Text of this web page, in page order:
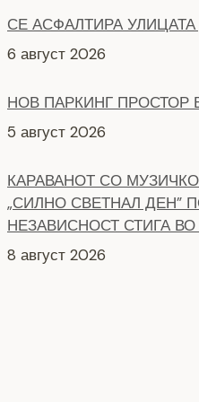
„СИЛНО СВЕТНАЛ ДЕН”
НЕЗАВИСНОСТ СТИГА ВО